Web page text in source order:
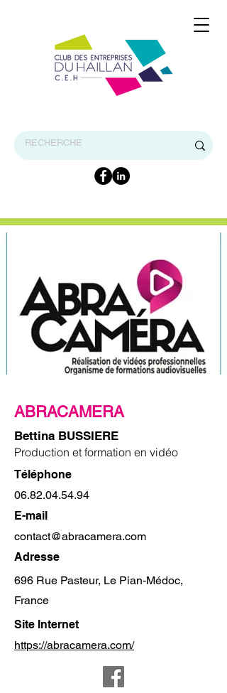
BIENVENUE SUR LE SITE INTERNET DU CEH
ABRACAMERA
Bettina BUSSIERE
Production et formation en vidéo
Téléphone
06.82.04.54.94
E-mail
contact@abracamera.com
Adresse
696 Rue Pasteur, Le Pian-Médoc,
France
Site Internet
https://abracamera.com/